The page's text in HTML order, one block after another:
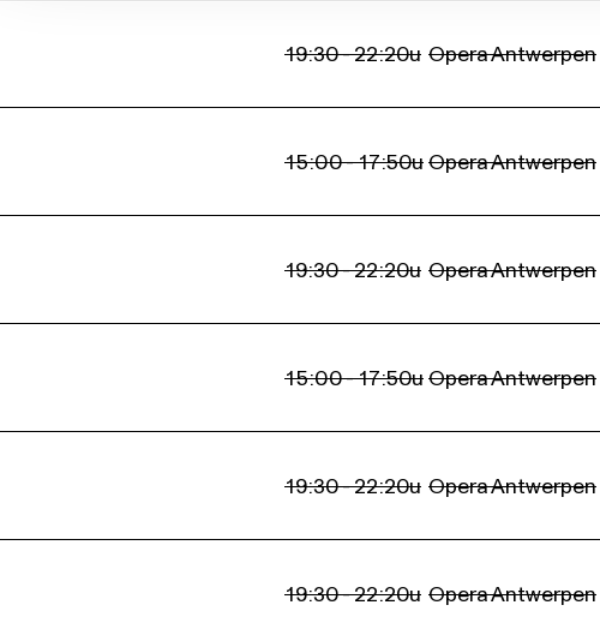
19:30 - 22:20u Opera Antwerpen
15:00 - 17:50uOpera Antwerpen
19:30 - 22:20u Opera Antwerpen
15:00 - 17:50uOpera Antwerpen
19:30 - 22:20u Opera Antwerpen
19:30 - 22:20u Opera Antwerpen